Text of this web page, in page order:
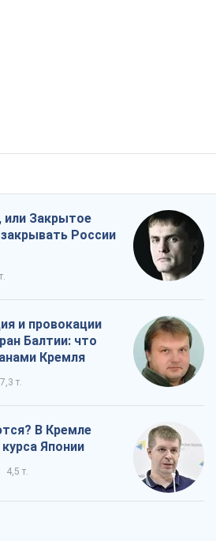
или Закрытое
России
и провокации
Балтии: что
Кремля
7,3 т.
В Кремле
Японии
4,5 т.